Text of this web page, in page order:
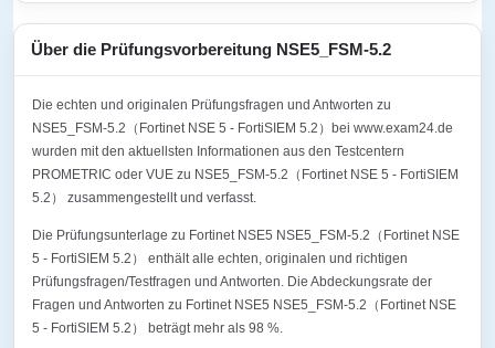
Über die Prüfungsvorbereitung NSE5_FSM-5.2
Die echten und originalen Prüfungsfragen und Antworten zu
NSE5_FSM-5.2（Fortinet NSE 5 - FortiSIEM 5.2）bei www.exam24.de
wurden mit den aktuellsten Informationen aus den Testcentern
PROMETRIC oder VUE zu NSE5_FSM-5.2（Fortinet NSE 5 - FortiSIEM
5.2） zusammengestellt und verfasst.
Die Prüfungsunterlage zu Fortinet NSE5 NSE5_FSM-5.2（Fortinet NSE
5 - FortiSIEM 5.2） enthält alle echten, originalen und richtigen
Prüfungsfragen/Testfragen und Antworten. Die Abdeckungsrate der
Fragen und Antworten zu Fortinet NSE5 NSE5_FSM-5.2（Fortinet NSE
5 - FortiSIEM 5.2） beträgt mehr als 98 %.